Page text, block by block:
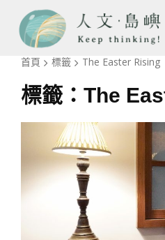
首頁 標籤 The Easter Rising
標籤： The